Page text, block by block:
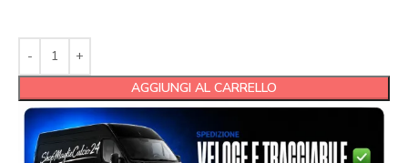
AGGIUNGI AL CARRELLO